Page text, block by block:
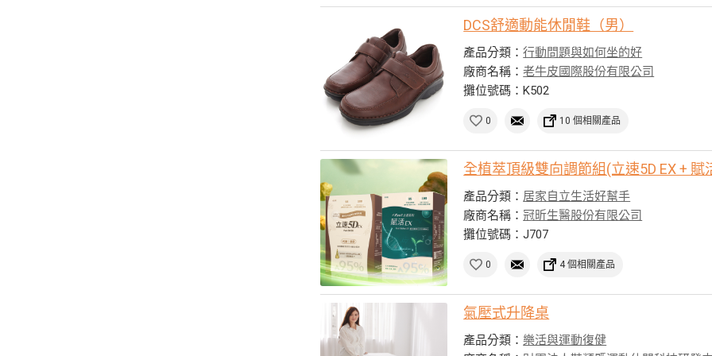
DCS舒適動能休閒鞋（男）
產品分類：行動問題與如何坐的好
廠商名稱：老牛皮國際股份有限公司
攤位號碼：K502
0 10 個相關產品
全植萃頂級雙向調節組(立速5D EX + 賦
產品分類： 居家自立生活好幫手
廠商名稱：冠昕生醫股份有限公司
攤位號碼：J707
0 4 個相關產品
氣壓式升降桌
產品分類：樂活與運動復健